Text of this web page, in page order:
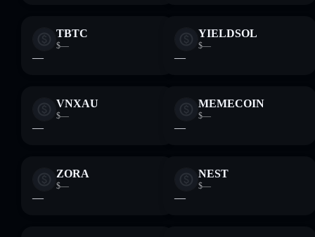
TBTC
$—
—
YIELDSOL
$—
—
VNXAU
$—
—
MEMECOIN
$—
—
ZORA
$—
—
NEST
$—
—